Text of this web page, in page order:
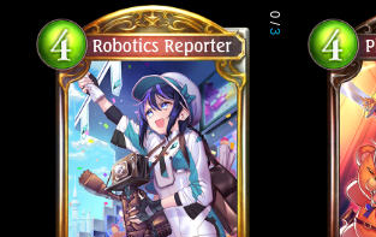
0
/
3